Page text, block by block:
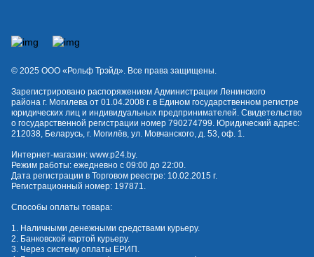
© 2025 OOO «Рольф Трэйд». Все права защищены.
Зарегистрировано распоряжением Администрации Ленинского
района г. Могилева от 01.04.2008 г. в Едином государственном регистре
юридических лиц и индивидуальных предпринимателей. Свидетельство
о государственной регистрации номер 790274799. Юридический адрес:
212038, Беларусь, г. Могилёв, ул. Мовчанского, д. 53, оф. 1.
Интернет-магазин: www.p24.by.
Режим работы: ежедневно с 09:00 до 22:00.
Дата регистрации в Торговом реестре: 10.02.2015 г.
Регистрационный номер: 197871.
Способы оплаты товара:
1. Наличными денежными средствами курьеру.
2. Банковской картой курьеру.
3. Через систему оплаты ЕРИП.